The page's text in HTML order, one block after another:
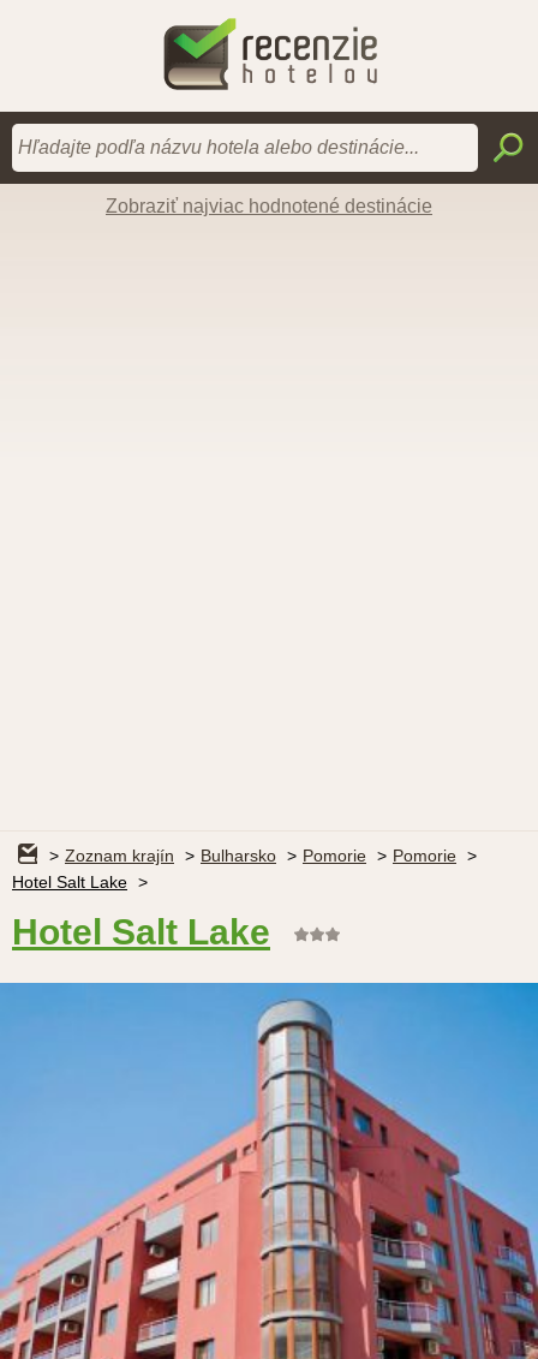
Zobraziť najviac hodnotené destinácie
Zoznam krajín Bulharsko Pomorie
Pomorie
Hotel Salt Lake
Hotel Salt Lake